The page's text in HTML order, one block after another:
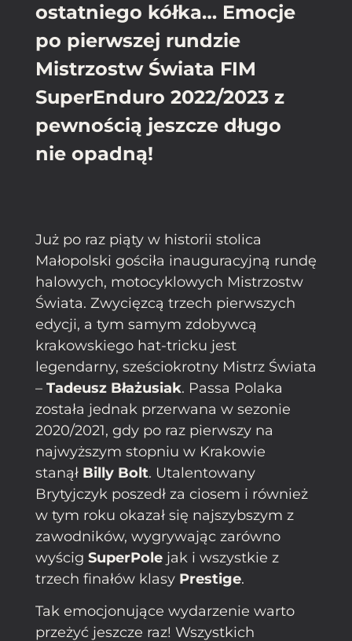
ostatniego kółka… Emocje
po pierwszej rundzie
Mistrzostw Świata FIM
SuperEnduro 2022/2023 z
pewnością jeszcze długo
nie opadną!
Już po raz piąty w historii stolica
Małopolski gościła inauguracyjną rundę
halowych, motocyklowych Mistrzostw
Świata. Zwycięzcą trzech pierwszych
edycji, a tym samym zdobywcą
krakowskiego hat-tricku jest
legendarny, sześciokrotny Mistrz Świata
– Tadeusz Błażusiak. Passa Polaka
została jednak przerwana w sezonie
2020/2021, gdy po raz pierwszy na
najwyższym stopniu w Krakowie
stanął Billy Bolt. Utalentowany
Brytyjczyk poszedł za ciosem i również
w tym roku okazał się najszybszym z
zawodników, wygrywając zarówno
wyścig SuperPole jak i wszystkie z
trzech finałów klasy Prestige.
Tak emocjonujące wydarzenie warto
przeżyć jeszcze raz! Wszystkich